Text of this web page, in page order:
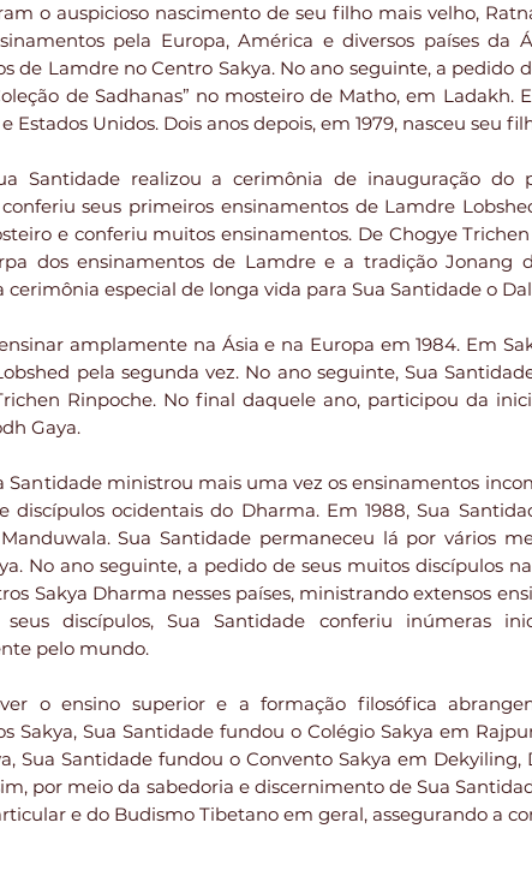
o auspicioso nascimento de seu filho mais velho,
pela Europa, América e diversos países da
de Lamdre no Centro Sakya. No ano seguinte, a pedido
de Sadhanas” no mosteiro de Matho, em
Estados Unidos. Dois anos depois, em 1979, nasceu seu
Santidade realizou a cerimônia de inauguração
seus primeiros ensinamentos de Lamdre
e conferiu muitos ensinamentos. De Chogye
dos ensinamentos de Lamdre e a tradição Jonang
cerimônia especial de longa vida para Sua Santidade o
amplamente na Ásia e na Europa em 1984. Em
pela segunda vez. No ano seguinte, Sua
Rinpoche. No final daquele ano, participou da
Gaya.
Santidade ministrou mais uma vez os ensinamentos
discípulos ocidentais do Dharma. Em 1988, Sua
Sua Santidade permaneceu lá por vários
No ano seguinte, a pedido de seus muitos discípulos
Sakya Dharma nesses países, ministrando extensos
discípulos, Sua Santidade conferiu inúmeras
pelo mundo.
o ensino superior e a formação filosófica
Sakya, Sua Santidade fundou o Colégio Sakya em
Sua Santidade fundou o Convento Sakya em
por meio da sabedoria e discernimento de Sua
e do Budismo Tibetano em geral, assegurando a